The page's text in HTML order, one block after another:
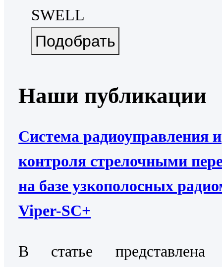
SWELL
Наши публикации
Система радиоуправления и
контроля стрелочными
на базе узкополосных
Viper-SC+
В статье представлена